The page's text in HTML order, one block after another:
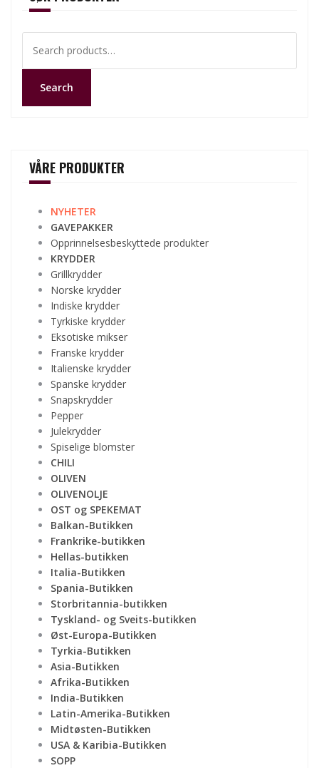
for:
Search
VÅRE PRODUKTER
NYHETER
GAVEPAKKER
Opprinnelsesbeskyttede produkter
KRYDDER
Grillkrydder
Norske krydder
Indiske krydder
Tyrkiske krydder
Eksotiske mikser
Franske krydder
Italienske krydder
Spanske krydder
Snapskrydder
Pepper
Julekrydder
Spiselige blomster
CHILI
OLIVEN
OLIVENOLJE
OST og SPEKEMAT
Balkan-Butikken
Frankrike-butikken
Hellas-butikken
Italia-Butikken
Spania-Butikken
Storbritannia-butikken
Tyskland- og Sveits-butikken
Øst-Europa-Butikken
Tyrkia-Butikken
Asia-Butikken
Afrika-Butikken
India-Butikken
Latin-Amerika-Butikken
Midtøsten-Butikken
USA & Karibia-Butikken
SOPP